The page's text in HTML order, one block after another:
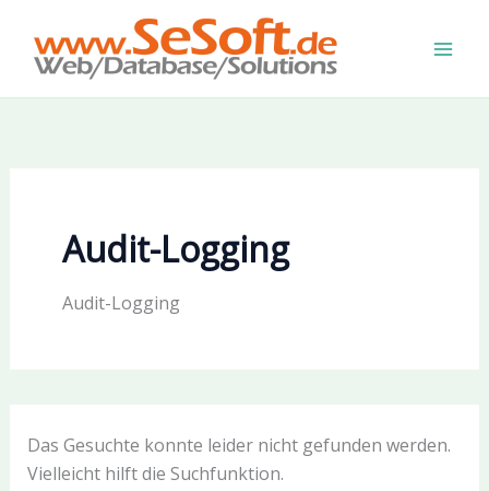
Inhalt
springen
Audit-Logging
Audit-Logging
Das Gesuchte konnte leider nicht gefunden werden.
Vielleicht hilft die Suchfunktion.